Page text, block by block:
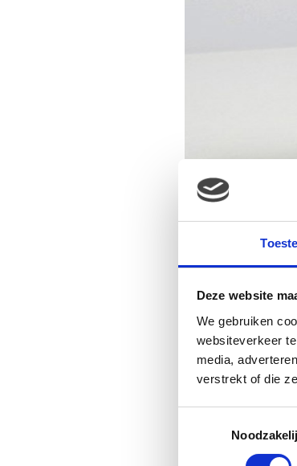
Deze website
We gebruiken
websiteverkeer
media,
verstrekt of die